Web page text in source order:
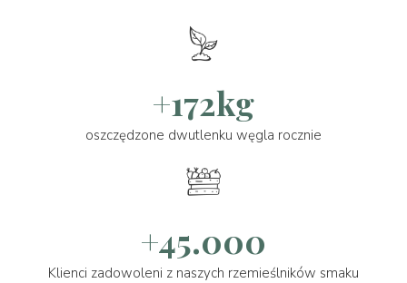
+172kg
oszczędzone dwutlenku węgla rocznie
+45.000
Klienci zadowoleni z naszych rzemieślników smaku